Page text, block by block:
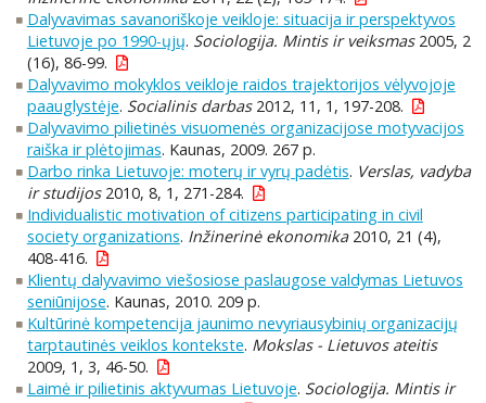
Dalyvavimas savanoriškoje veikloje: situacija ir perspektyvos
Lietuvoje po 1990-ųjų. Sociologija. Mintis ir veiksmas2005, 2
(16), 86-99.
Dalyvavimo mokyklos veikloje raidos trajektorijos vėlyvojoje
paauglystėje. Socialinis darbas2012, 11, 1, 197-208.
Dalyvavimo pilietinės visuomenės organizacijose motyvacijos
raiška ir plėtojimas. Kaunas, 2009. 267 p.
Darbo rinka Lietuvoje: moterų ir vyrų padėtis. Verslas, vadyba
ir studijos2010, 8, 1, 271-284.
Individualistic motivation of citizens participating in civil
society organizations. Inžinerinė ekonomika2010, 21 (4),
408-416.
Klientų dalyvavimo viešosiose paslaugose valdymas Lietuvos
seniūnijose. Kaunas, 2010. 209 p.
Kultūrinė kompetencija jaunimo nevyriausybinių organizacijų
tarptautinės veiklos kontekste. Mokslas - Lietuvos ateitis
2009, 1, 3, 46-50.
Laimė ir pilietinis aktyvumas Lietuvoje. Sociologija. Mintis ir